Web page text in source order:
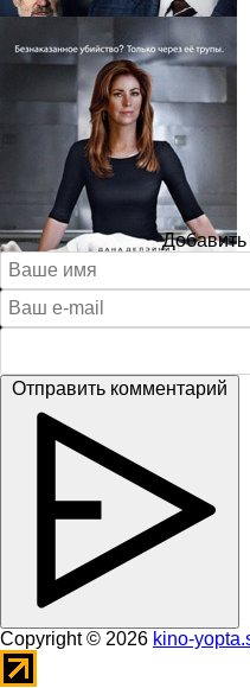
Отправить комментарий
Copyright © 2026 kino-